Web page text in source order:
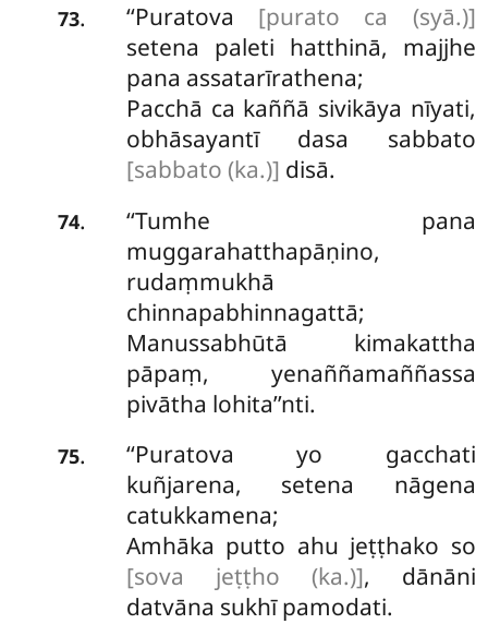
73. ‘‘Puratova [purato ca (syā.)]
setena paleti hatthinā, majjhe
pana assatarīrathena;
Pacchā ca kaññā sivikāya nīyati,
obhāsayantī dasa sabbato
[sabbato (ka.)] disā.
74.
‘‘Tumhe pana
muggarahatthapāṇino,
rudaṃmukhā
chinnapabhinnagattā;
Manussabhūtā kimakattha
pāpaṃ, yenaññamaññassa
pivātha lohita’’nti.
75.
‘‘Puratova yo gacchati
kuñjarena, setena nāgena
catukkamena;
Amhāka putto ahu jeṭṭhako so
[sova jeṭṭho (ka.)], dānāni
datvāna sukhī pamodati.